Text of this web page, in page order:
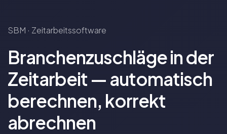
SBM · Zeitarbeitssoftware
Branchenzuschläge in der
Zeitarbeit — automatisch
berechnen, korrekt
abrechnen